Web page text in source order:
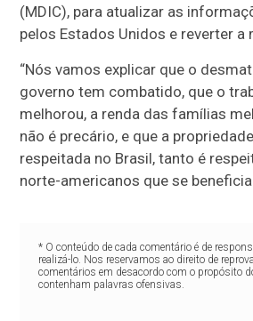
(MDIC), para atualizar as
pelos Estados Unidos e reverter a
“Nós vamos explicar que o
governo tem combatido, que o
melhorou, a renda das famílias
não é precário, e que a
respeitada no Brasil, tanto é
norte-americanos que se
* O conteúdo de cada comentário é de
realizá-lo. Nos reservamos ao direito de
comentários em desacordo com o propósito
contenham palavras ofensivas.